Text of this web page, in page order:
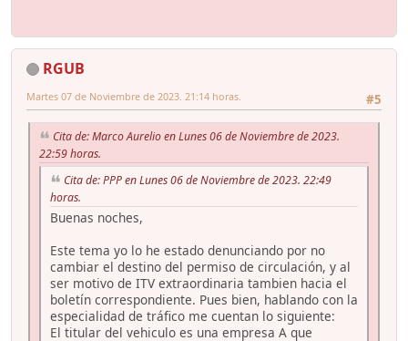
RGUB
#5
Martes 07 de Noviembre de 2023. 21:14 horas.
Cita de: Marco Aurelio en Lunes 06 de Noviembre de 2023.
22:59 horas.
Cita de: PPP en Lunes 06 de Noviembre de 2023. 22:49
horas.
Buenas noches,
Este tema yo lo he estado denunciando por no
cambiar el destino del permiso de circulación, y al
ser motivo de ITV extraordinaria tambien hacia el
boletín correspondiente. Pues bien, hablando con la
especialidad de tráfico me cuentan lo siguiente:
El titular del vehiculo es una empresa A que